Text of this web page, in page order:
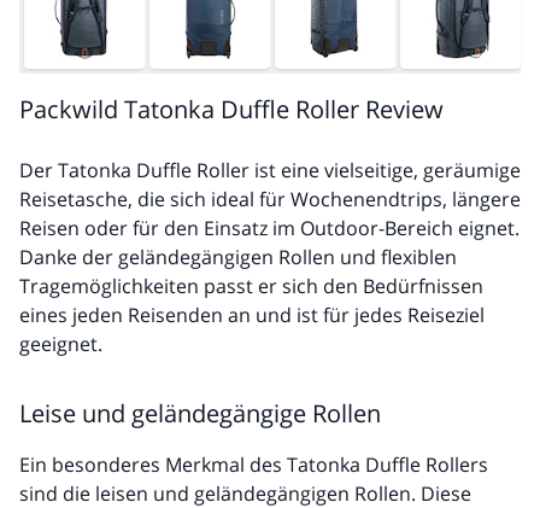
Packwild Tatonka Duffle Roller Review
Der Tatonka Duffle Roller ist eine vielseitige, geräumige
Reisetasche, die sich ideal für Wochenendtrips, längere
Reisen oder für den Einsatz im Outdoor-Bereich eignet.
Danke der geländegängigen Rollen und flexiblen
Tragemöglichkeiten passt er sich den Bedürfnissen
eines jeden Reisenden an und ist für jedes Reiseziel
geeignet.
Leise und geländegängige Rollen
Ein besonderes Merkmal des Tatonka Duffle Rollers
sind die leisen und geländegängigen Rollen. Diese